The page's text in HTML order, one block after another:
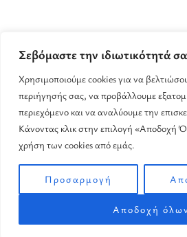
Σεβόμαστε την ιδιωτικότητά
Χρησιμοποιούμε cookies για να
περιήγησής σας, να προβάλλουμε
περιεχόμενο και να αναλύουμε την
Κάνοντας κλικ στην επιλογή «Αποδοχή
χρήση των cookies από εμάς.
Προσαρμογή
Αποδοχή όλων